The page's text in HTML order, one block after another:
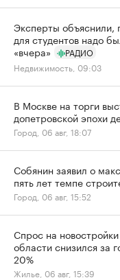
Эксперты объяснили,
для студентов надо
«вчера»
РАДИО
Недвижимость, 09:03
В Москве на торги
допетровской эпохи
Город, 06 авг, 18:07
Собянин заявил о
пять лет темпе
Город, 06 авг, 15:52
Спрос на
области снизился за
20%
Жилье, 06 авг, 15:39